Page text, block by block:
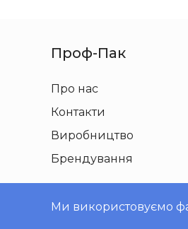
Проф-Пак
Про нас
Контакти
Виробництво
Брендування
Ми використовуємо